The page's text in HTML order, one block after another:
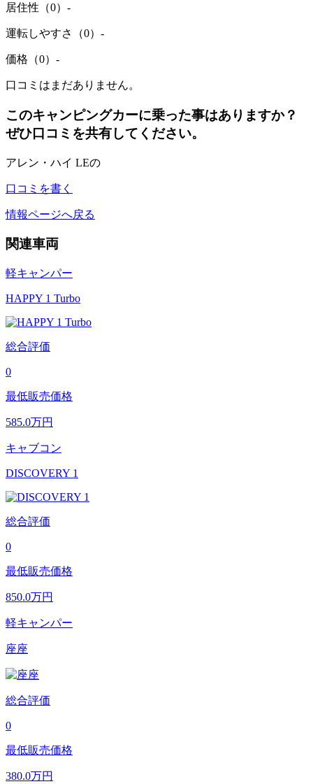
居住性（0） -
運転しやすさ（0） -
価格（0） -
口コミはまだありません。
このキャンピングカーに乗った事はありますか？
ぜひ口コミを共有してください。
アレン・ハイ LEの
口コミを書く
情報ページへ戻る
関連車両
軽キャンパー
HAPPY 1 Turbo
総合評価
0
最低販売価格
585.0万円
キャブコン
DISCOVERY 1
総合評価
0
最低販売価格
850.0万円
軽キャンパー
座座
総合評価
0
最低販売価格
380.0万円